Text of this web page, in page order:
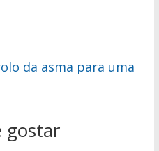
da asma para uma
gostar